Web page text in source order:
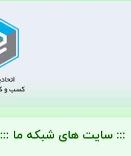
::: سایت های شبکه ما :::